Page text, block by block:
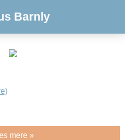
Barnly
mere »